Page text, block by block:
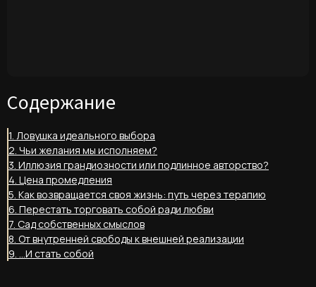
Содержание
1. Ловушка идеального выбора
2. Чьи желания мы исполняем?
3. Иллюзия грандиозности или подлинное авторство?
4. Цена промедления
5. Как возвращается своя жизнь: путь через терапию
6. Перестать торговать собой ради любви
7. Сад собственных смыслов
8. От внутренней свободы к внешней реализации
9. …И стать собой